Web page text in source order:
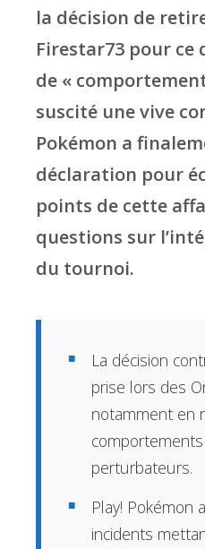
la décision de
Firestar73 pour ce
de «
suscité une vive
Pokémon a
déclaration pour
points de cette
questions sur
du tournoi.
La décision
prise lors des
notamment en
perturbateurs.
Play! Pokémon
incidents